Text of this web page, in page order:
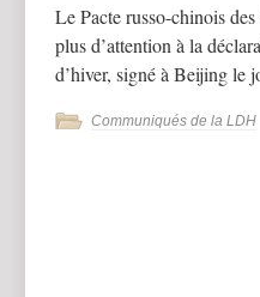
Le Pacte russo-chinois
plus d’attention à la
d’hiver, signé à Beijing le
Communiqués de la LDH